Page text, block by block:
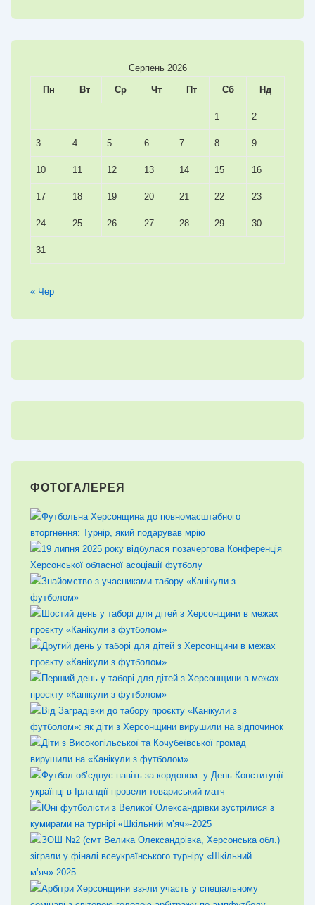
Серпень 2026
Пн Вт Ср Чт Пт Сб Нд
1 2
3 4 5 6 7 8 9
10 11 12 13 14 15 16
17 18 19 20 21 22 23
24 25 26 27 28 29 30
31
« Чер
ФОТОГАЛЕРЕЯ